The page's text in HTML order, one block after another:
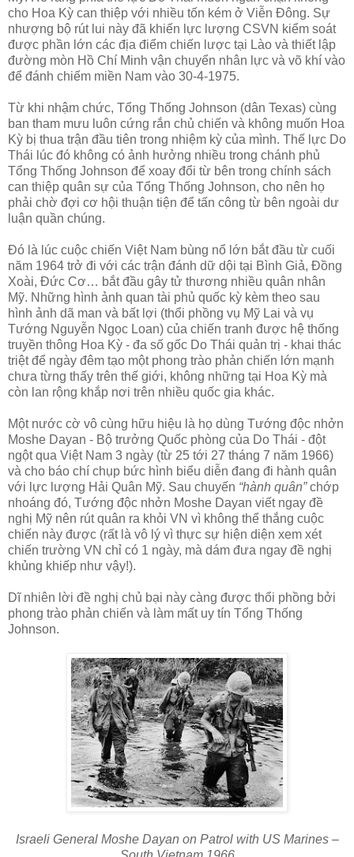
cho Hoa Kỳ can thiệp với nhiều tốn kém ở Viễn Đông. Sự
nhượng bộ rút lui này đã khiến lực lượng CSVN kiểm soát
được phần lớn các địa điểm chiến lược tại Lào và thiết lập
đường mòn Hồ Chí Minh vận chuyển nhân lực và võ khí vào
để đánh chiếm miền Nam vào 30-4-1975.
Từ khi nhậm chức, Tổng Thống Johnson (dân Texas) cùng
ban tham mưu luôn cứng rắn chủ chiến và không muốn Hoa
Kỳ bị thua trận đầu tiên trong nhiệm kỳ của mình. Thế lực Do
Thái lúc đó không có ảnh hưởng nhiều trong chánh phủ
Tổng Thống Johnson để xoay đổi từ bên trong chính sách
can thiệp quân sự của Tổng Thống Johnson, cho nên họ
phải chờ đợi cơ hội thuận tiện để tấn công từ bên ngoài dư
luận quần chúng.
Đó là lúc cuộc chiến Việt Nam bùng nổ lớn bắt đầu từ cuối
năm 1964 trở đi với các trận đánh dữ dội tại Bình Giả, Đồng
Xoài, Đức Cơ… bắt đầu gây tử thương nhiều quân nhân
Mỹ. Những hình ảnh quan tài phủ quốc kỳ kèm theo sau
hình ảnh dã man và bất lợi (thổi phồng vụ Mỹ Lai và vụ
Tướng Nguyễn Ngọc Loan) của chiến tranh được hệ thống
truyền thông Hoa Kỳ - đa số gốc Do Thái quản trị - khai thác
triệt để ngày đêm tạo một phong trào phản chiến lớn mạnh
chưa từng thấy trên thế giới, không những tại Hoa Kỳ mà
còn lan rộng khắp nơi trên nhiều quốc gia khác.
Một nước cờ vô cùng hữu hiệu là họ dùng Tướng độc nhởn
Moshe Dayan - Bộ trưởng Quốc phòng của Do Thái - đột
ngột qua Việt Nam 3 ngày (từ 25 tới 27 tháng 7 năm 1966)
và cho báo chí chụp bức hình biểu diễn đang đi hành quân
với lực lượng Hải Quân Mỹ. Sau chuyến “hành quân”chớp
nhoáng đó, Tướng độc nhởn Moshe Dayan viết ngay đề
nghị Mỹ nên rút quân ra khỏi VN vì không thể thắng cuộc
chiến này được (rất là vô lý vì thực sự hiện diện xem xét
chiến trường VN chỉ có 1 ngày, mà dám đưa ngay đề nghị
khủng khiếp như vậy!).
Dĩ nhiên lời đề nghị chủ bại này càng được thổi phồng bởi
phong trào phản chiến và làm mất uy tín Tổng Thống
Johnson.
Israeli General Moshe Dayan on Patrol with US Marines –